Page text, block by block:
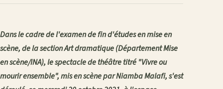
Dans le cadre de l'examen de fin d'études en mise en
scène, de la section Art dramatique (Département Mise
en scène/INA), le spectacle de théâtre titré "Vivre ou
mourir ensemble", mis en scène par Niamba Malafi, s'est